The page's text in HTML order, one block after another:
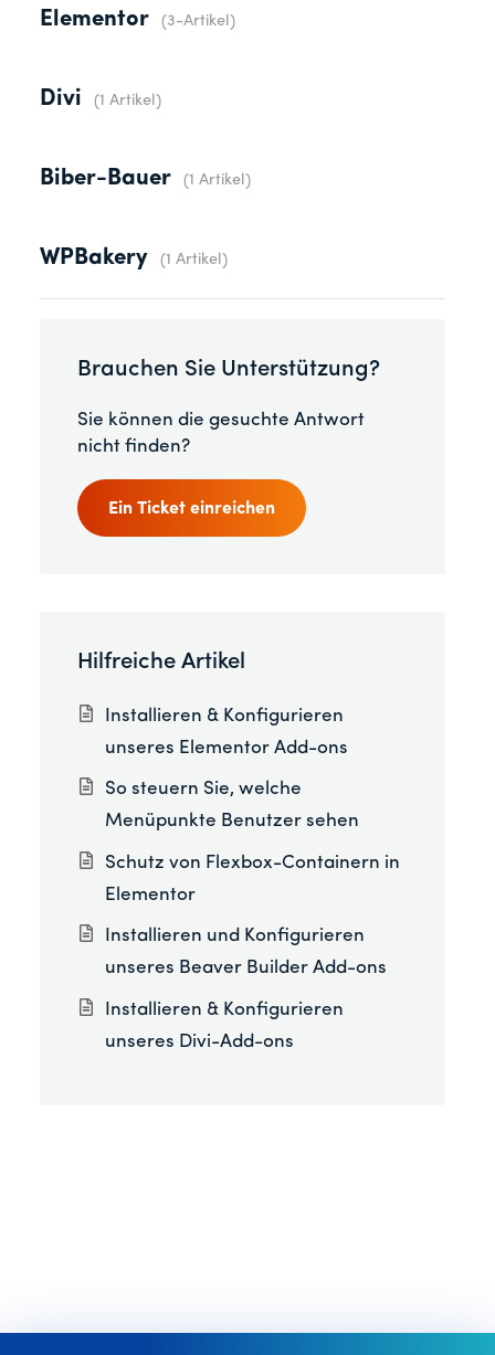
Elementor 3-Artikel
Divi 1 Artikel
Biber-Bauer 1 Artikel
WPBakery 1 Artikel
Brauchen Sie Unterstützung?
Sie können die gesuchte Antwort
nicht finden?
Ein Ticket einreichen
Hilfreiche Artikel
Installieren & Konfigurieren
unseres Elementor Add-ons
So steuern Sie, welche
Menüpunkte Benutzer sehen
Schutz von Flexbox-Containern in
Elementor
Installieren und Konfigurieren
unseres Beaver Builder Add-ons
Installieren & Konfigurieren
unseres Divi-Add-ons